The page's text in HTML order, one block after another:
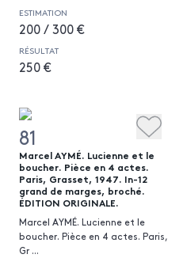
ESTIMATION
200 / 300 €
RÉSULTAT
250 €
81
Marcel AYMÉ. Lucienne et le
boucher. Pièce en 4 actes.
Paris, Grasset, 1947. In-12
grand de marges, broché.
ÉDITION ORIGINALE.
Marcel AYMÉ. Lucienne et le
boucher. Pièce en 4 actes. Paris,
Gr ...